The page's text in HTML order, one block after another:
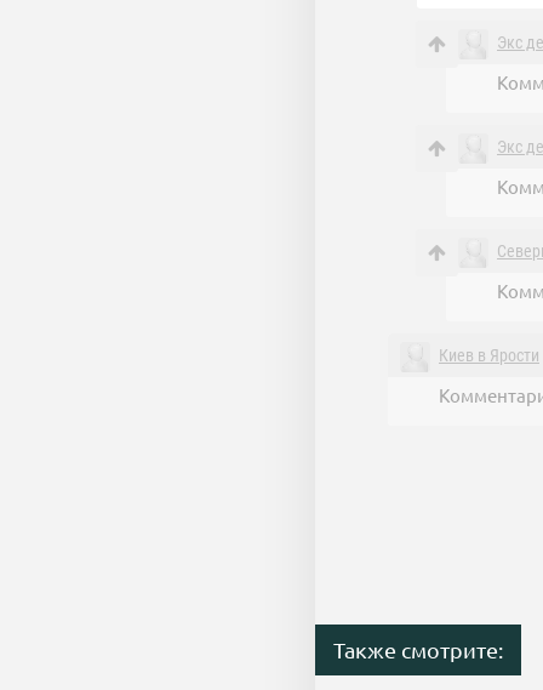
Экс
Экс
Киев в Ярости
Также смотрите: